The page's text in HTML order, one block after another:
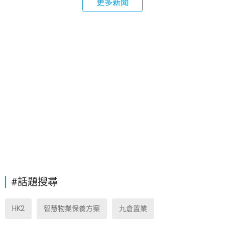
更多新聞
#話題搜尋
HK2 智慧物業保養方案 九倉置業